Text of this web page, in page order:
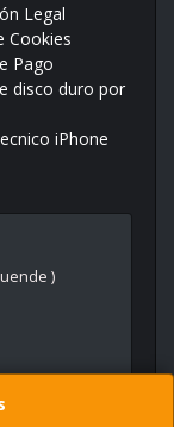
Legal
Cookies
Pago
disco duro por
iPhone
)